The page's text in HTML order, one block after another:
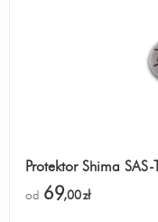
Protektor Shima
od 69,00zł